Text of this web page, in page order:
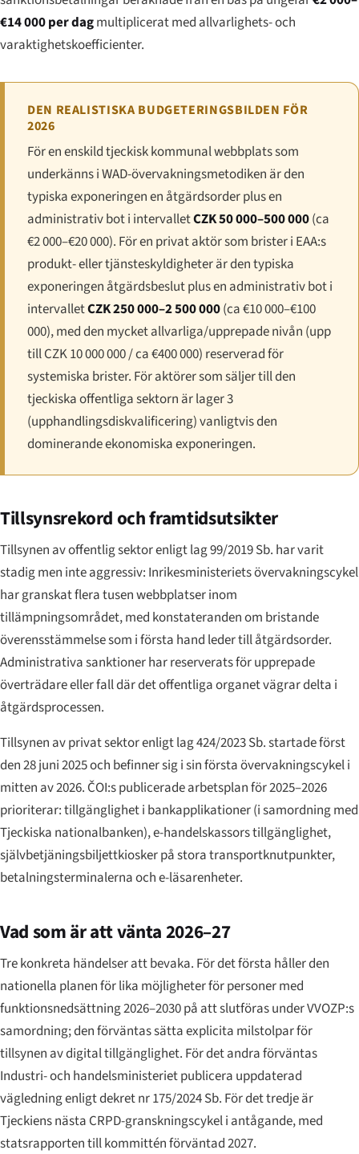
€14 000 per dagmultiplicerat med allvarlighets- och
varaktighetskoefficienter.
DEN REALISTISKA BUDGETERINGSBILDEN FÖR
2026
För en enskild tjeckisk kommunal webbplats som
underkänns i WAD-övervakningsmetodiken är den
typiska exponeringen en åtgärdsorder plus en
administrativ bot i intervalletCZK 50 000–500 000(ca
€2 000–€20 000). För en privat aktör som brister i EAA:s
produkt- eller tjänsteskyldigheter är den typiska
exponeringen åtgärdsbeslut plus en administrativ bot i
intervalletCZK 250 000–2 500 000(ca €10 000–€100
000), med den mycket allvarliga/upprepade nivån (upp
till CZK 10 000 000 / ca €400 000) reserverad för
systemiska brister. För aktörer som säljer till den
tjeckiska offentliga sektorn är lager 3
(upphandlingsdiskvalificering) vanligtvis den
dominerande ekonomiska exponeringen.
Tillsynsrekord och framtidsutsikter
Tillsynen av offentlig sektor enligt lag 99/2019 Sb. har varit
stadig men inte aggressiv: Inrikesministeriets övervakningscykel
har granskat flera tusen webbplatser inom
tillämpningsområdet, med konstateranden om bristande
överensstämmelse som i första hand leder till åtgärdsorder.
Administrativa sanktioner har reserverats för upprepade
överträdare eller fall där det offentliga organet vägrar delta i
åtgärdsprocessen.
Tillsynen av privat sektor enligt lag 424/2023 Sb. startade först
den 28 juni 2025 och befinner sig i sin första övervakningscykel i
mitten av 2026. ČOI:s publicerade arbetsplan för 2025–2026
prioriterar: tillgänglighet i bankapplikationer (i samordning med
Tjeckiska nationalbanken), e-handelskassors tillgänglighet,
självbetjäningsbiljettkiosker på stora transportknutpunkter,
betalningsterminalerna och e-läsarenheter.
Vad som är att vänta 2026–27
Tre konkreta händelser att bevaka. För det första håller den
nationella planen för lika möjligheter för personer med
funktionsnedsättning 2026–2030 på att slutföras under VVOZP:s
samordning; den förväntas sätta explicita milstolpar för
tillsynen av digital tillgänglighet. För det andra förväntas
Industri- och handelsministeriet publicera uppdaterad
vägledning enligt dekret nr 175/2024 Sb. För det tredje är
Tjeckiens nästa CRPD-granskningscykel i antågande, med
statsrapporten till kommittén förväntad 2027.